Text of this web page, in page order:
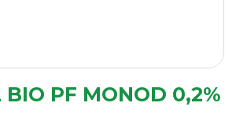
BIO PF MONOD 0,2%